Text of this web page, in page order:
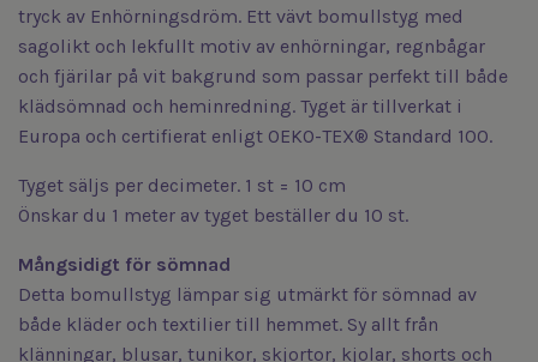
tryck av Enhörningsdröm. Ett vävt bomullstyg med
sagolikt och lekfullt motiv av enhörningar, regnbågar
och fjärilar på vit bakgrund som passar perfekt till både
klädsömnad och heminredning. Tyget är tillverkat i
Europa och certifierat enligt OEKO-TEX® Standard 100.
Tyget säljs per decimeter. 1 st = 10 cm
Önskar du 1 meter av tyget beställer du 10 st.
Mångsidigt för sömnad
Detta bomullstyg lämpar sig utmärkt för sömnad av
både kläder och textilier till hemmet. Sy allt från
klänningar, blusar, tunikor, skjortor, kjolar, shorts och